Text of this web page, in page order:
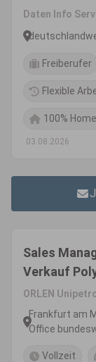
Daten Info
Freiberufer
Flexible
100%
03.08.2026
Sales
Verkauf
ORLEN
Frankfurt am
Office
Vollzeit